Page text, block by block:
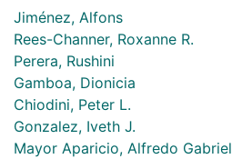
Jiménez, Alfons
Rees-Channer, Roxanne R.
Perera, Rushini
Gamboa, Dionicia
Chiodini, Peter L.
Gonzalez, Iveth J.
Mayor Aparicio, Alfredo Gabriel